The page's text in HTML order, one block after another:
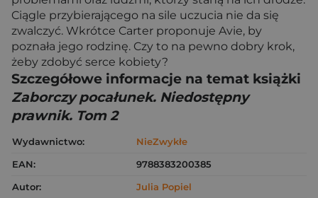
Ciągle przybierającego na sile uczucia nie da się
zwalczyć. Wkrótce Carter proponuje Avie, by
poznała jego rodzinę. Czy to na pewno dobry krok,
żeby zdobyć serce kobiety?
Szczegółowe informacje na temat książki
Zaborczy pocałunek. Niedostępny
prawnik. Tom 2
Wydawnictwo:
NieZwykłe
EAN:
9788383200385
Autor:
Julia Popiel